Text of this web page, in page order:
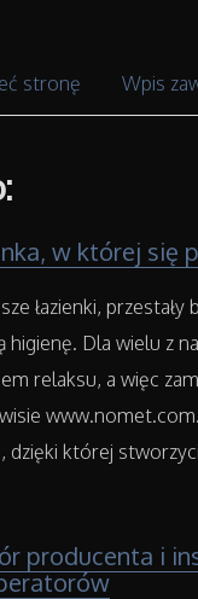
stronę Wpis
w której się
łazienki,
higienę. Dla wielu z
relaksu, a więc
dzięki której
producenta i